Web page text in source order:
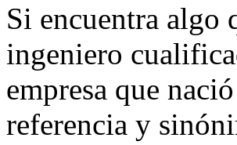
Si encuentra algo
ingeniero
empresa que
referencia y